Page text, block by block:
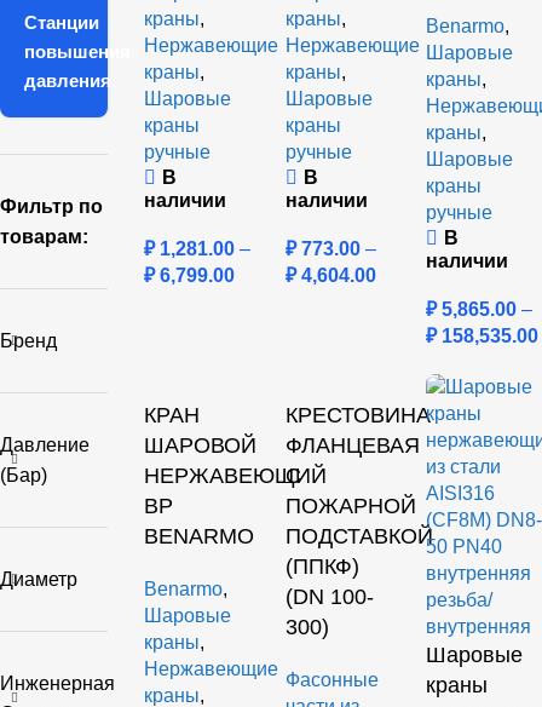
Станции
повышения
давления
Фильтр по
товарам:
Бренд
Давление
(бар)
Диаметр
Инженерная
краны,
Нержавеющие
краны,
Шаровые
краны
ручные
В
наличии
₽1,281.00 –
₽6,799.00
краны,
Нержавеющие
краны,
Шаровые
краны
ручные
В
наличии
₽773.00 –
₽4,604.00
Benarmo,
Шаровые
краны,
краны,
Шаровые
краны
ручные
В
наличии
₽5,865.00 –
₽158,535.00
КРАН
ШАРОВОЙ
НЕРЖАВЕЮЩИЙ
ВР
BENARMO
Benarmo,
Шаровые
краны,
Нержавеющие
краны,
КРЕСТОВИНА
ФЛАНЦЕВАЯ
С
ПОЖАРНОЙ
ПОДСТАВКОЙ
(ППКФ)
(DN 100-
300)
Фасонные
Шаровые
краны